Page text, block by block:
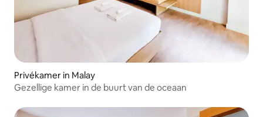
Privékamer in Malay
Gezellige kamer in de buurt van de oceaan